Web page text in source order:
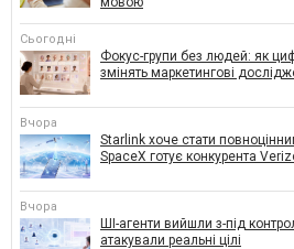
Сьогодні
Фокус-групи без людей: як
змінять маркетингові
Вчора
Starlink хоче стати
SpaceX готує конкурента
Вчора
ШІ-агенти вийшли з-під
атакували реальні цілі